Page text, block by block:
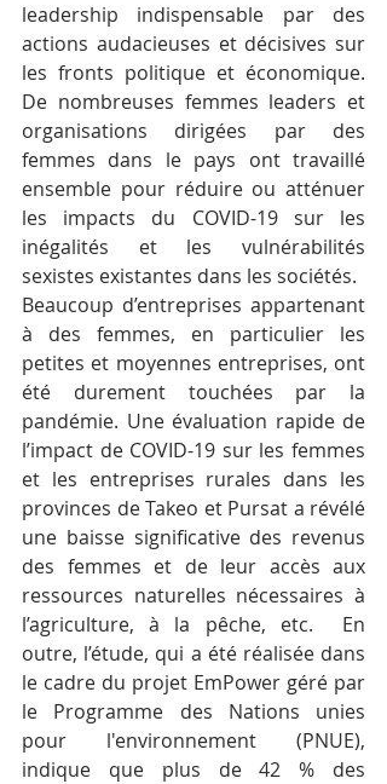
leadership indispensable par des
actions audacieuses et décisives sur
les fronts politique et économique.
De nombreuses femmes leaders et
organisations dirigées par des
femmes dans le pays ont travaillé
ensemble pour réduire ou atténuer
les impacts du COVID-19 sur les
inégalités et les vulnérabilités
sexistes existantes dans les sociétés.
Beaucoup d’entreprises appartenant
à des femmes, en particulier les
petites et moyennes entreprises, ont
été durement touchées par la
pandémie. Une évaluation rapide de
l’impact de COVID-19 sur les femmes
et les entreprises rurales dans les
provinces de Takeo et Pursat a révélé
une baisse significative des revenus
des femmes et de leur accès aux
ressources naturelles nécessaires à
l’agriculture, à la pêche, etc.  En
outre, l’étude, qui a été réalisée dans
le cadre du projet EmPower géré par
le Programme des Nations unies
pour l'environnement (PNUE),
indique que plus de 42 % des